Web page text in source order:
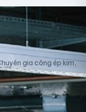
gia công ép kim,